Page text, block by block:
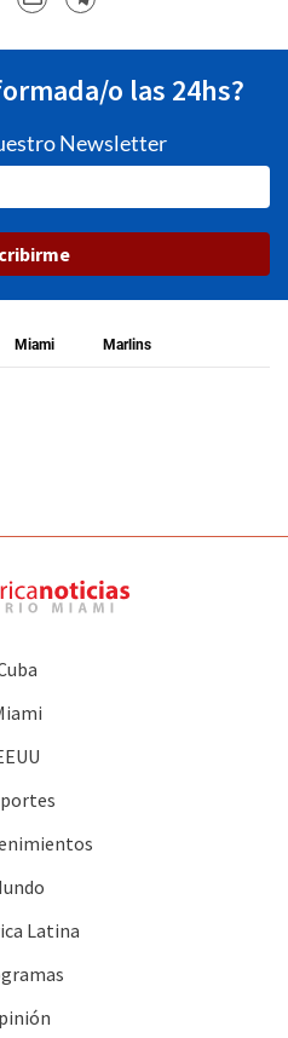
o las 24hs?
Newsletter
Miami Marlins
Latina